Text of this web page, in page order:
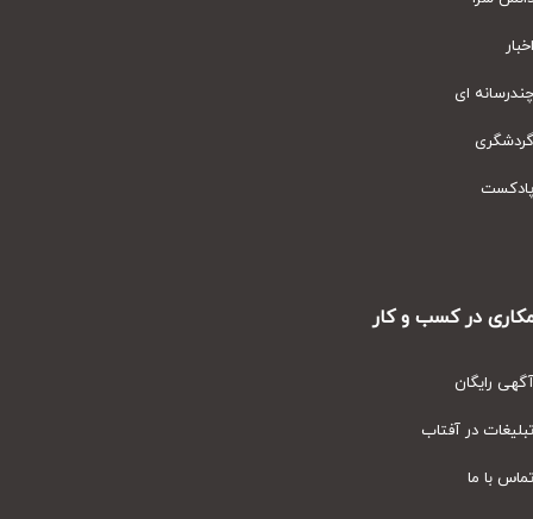
ای
در کسب و کار
رایگان
در آفتاب
با ما